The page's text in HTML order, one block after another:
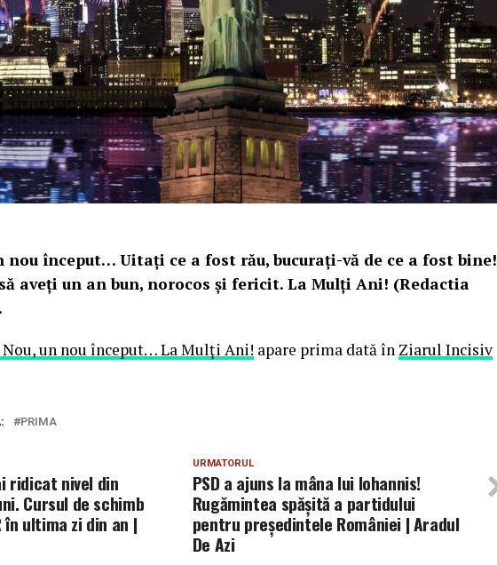
nou început… Uitaţi ce a fost rău, bucuraţi-vă de ce a fost bine!
aveţi un an bun, norocos şi fericit. La Mulţi Ani! (Redactia
Nou, un nou început… La Mulţi Ani! apare prima dată în Ziarul Incisiv
PRIMA
URMATORUL
PSD a ajuns la mâna lui Iohannis!
Rugămintea spășită a partidului
pentru președintele României | Aradul
De Azi
ridicat nivel din
Cursul de schimb
în ultima zi din an |